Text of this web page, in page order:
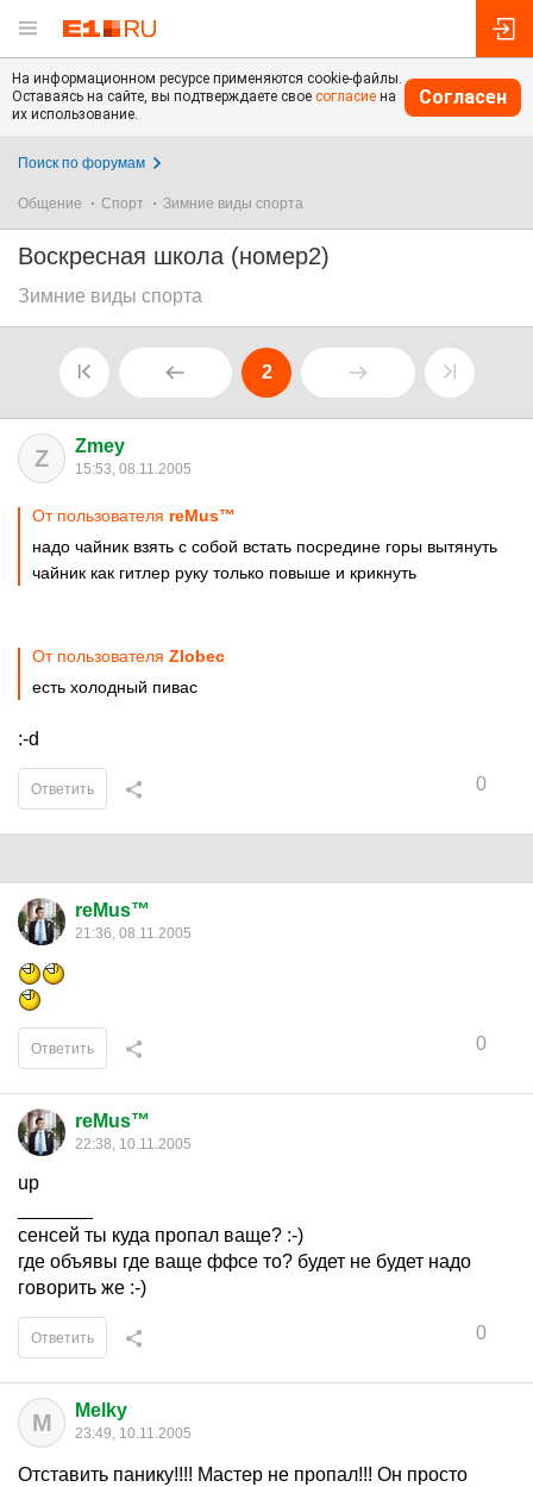
На информационном ресурсе применяются cookie-файлы.
Оставаясь на сайте, вы подтверждаете свое согласие на
их использование.
Согласен
Поиск по форумам
Общение Спорт Зимние виды спорта
Воскресная школа (номер2)
Зимние виды спорта
2
Z Zmey
15:53, 08.11.2005
От пользователя reMus™
надо чайник взять с собой встать посредине горы вытянуть
чайник как гитлер руку только повыше и крикнуть
От пользователя Zlobec
есть холодный пивас
:-d
0
Ответить
reMus™
21:36, 08.11.2005
0
Ответить
reMus™
22:38, 10.11.2005
up
сенсей ты куда пропал ваще? :-)
где объявы где ваще ффсе то? будет не будет надо
говорить же :-)
0
Ответить
M Melky
23:49, 10.11.2005
Отставить панику!!!! Мастер не пропал!!! Он просто